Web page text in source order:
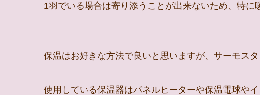
1羽でいる場合は寄り添うことが出来ないため、特に
保温はお好きな方法で良いと思いますが、サーモスタ
使用している保温器はパネルヒーターや保温電球やイ